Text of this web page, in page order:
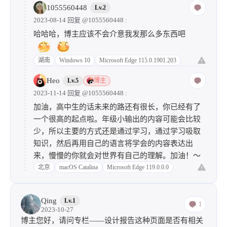
反映到学习上也是如此（高一学生一枚），我经常在开
始学习前列各种计划，作息表之类的，但是内容却没有
落地，一直说磨刀不误砍柴工，但是我认为只有开始做
才能更好的规划！争取在以后提升学习和编程的效率，
明确重点，逐个击破！
这是我第一次写读其他博主文章的感悟，当然感悟有点
片面且似乎与整篇文章的重点不在同一轨道上，但
是……
1055560448 Lv.2
2023-08-14 回复 @1055560448 :
哈哈哈，博主应该不会介意我发那么多东西吧
湖南 Windows 10 Microsoft Edge 115.0.1901.203
Heo Lv.5 博主
2023-11-14 回复 @1055560448 :
加油，高中生的话未来的路还有很长，你已经有了
一个很高的起点啦。年级小输出的内容可能会比较
少，所以主要的方式还是通过学习，通过学习吸取
知识，然后再用自己的语言将学会的内容表达出
来，慢慢的你就会对世界有自己的理解。加油！～
北京 macOS Catalina Microsoft Edge 119.0.0.0
Qing Lv.1
2023-10-27
1
博主您好，请问专栏——设计报告这种页面是否有相关